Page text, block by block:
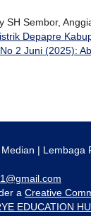
SH Sembor,
Depapre
2 Juni (2025):
| Lembaga
a Creative
EDUCATION